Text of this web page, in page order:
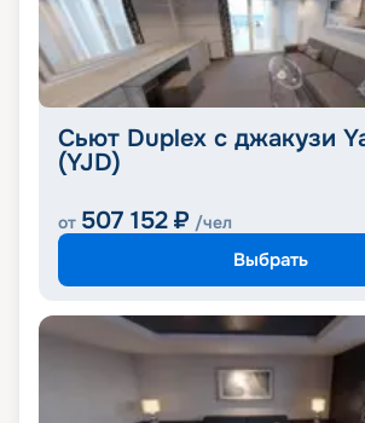
Сьют Duplex с джакузи
(YJD)
от 507 152 ₽ /чел
Выбрать